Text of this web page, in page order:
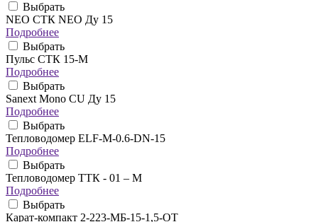
Выбрать
NEO CТК NEO Ду 15
Подробнее
Выбрать
Пульс СТК 15-М
Подробнее
Выбрать
Sanext Mono CU Ду 15
Подробнее
Выбрать
Тепловодомер ELF-M-0.6-DN-15
Подробнее
Выбрать
Тепловодомер ТТК - 01 – М
Подробнее
Выбрать
Карат-компакт 2-223-МБ-15-1,5-ОТ